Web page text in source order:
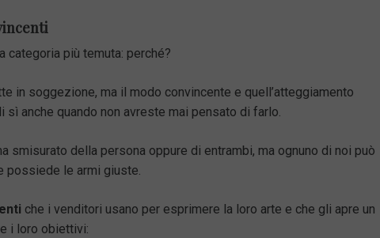
più temuta: perché?
in soggezione, ma il modo convincente e quell’atteggiamento
anche quando non avreste mai pensato di farlo.
smisurato della persona oppure di entrambi, ma ognuno di noi può
possiede le armi giuste.
che i venditori usano per esprimere la loro arte e che gli apre un
i loro obiettivi: